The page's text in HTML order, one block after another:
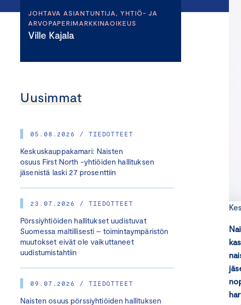
JOHTAVA ASIANTUNTIJA, YHTIÖ- JA
ARVOPAPERIMARKKINAOIKEUS
Ville Kajala
Uusimmat
05.08.2026 / TIEDOTTEET
Keskuskauppakamari: Naisten
osuus First North -yhtiöiden hallituksen
jäsenistä laski 27 prosenttiin
23.07.2026 / TIEDOTTEET
Pörssiyhtiöiden hallitukset uudistuvat
Suomessa maltillisesti – toimintaympäristön
muutokset eivät ole vaikuttaneet
uudistumistahtiin
09.07.2026 / TIEDOTTEET
Naisten osuus pörssiyhtiöiden hallituksen